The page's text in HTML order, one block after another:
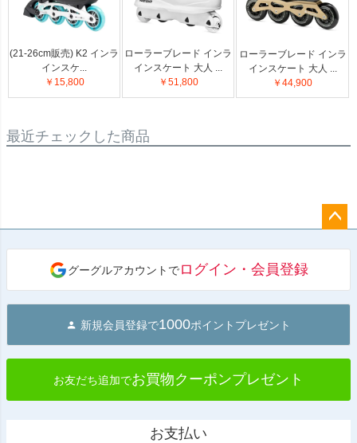
(21-26cm販売) K2 インラ
インスケ...
￥15,800
ローラーブレード インラ
インスケート 大人 ...
￥51,800
ローラーブレード インラ
インスケート 大人 ...
￥44,900
最近チェックした商品
へ
グーグルアカウントでログイン・会員登録
新規会員登録で1000ポイントプレゼント
お友だち追加でお買物クーポンプレゼント
お支払い